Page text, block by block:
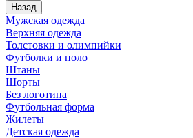
Назад
Мужская одежда
Верхняя одежда
Толстовки и олимпийки
Футболки и поло
Штаны
Шорты
Без логотипа
Футбольная форма
Жилеты
Детская одежда